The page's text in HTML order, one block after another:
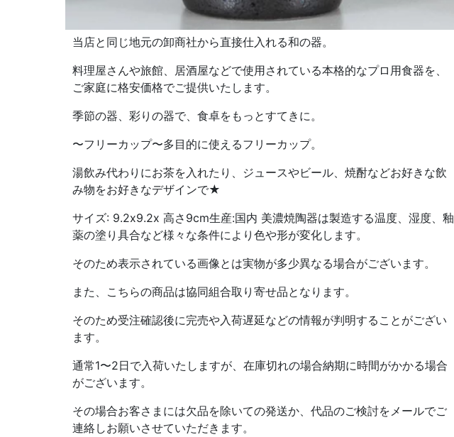
当店と同じ地元の卸商社から直接仕入れる和の器。
料理屋さんや旅館、居酒屋などで使用されている本格的なプロ用食器を、
ご家庭に格安価格でご提供いたします。
季節の器、彩りの器で、食卓をもっとすてきに。
〜フリーカップ〜多目的に使えるフリーカップ。
湯飲み代わりにお茶を入れたり、ジュースやビール、焼酎などお好きな飲
み物をお好きなデザインで★
サイズ: 9.2x9.2x 高さ9cm生産:国内 美濃焼陶器は製造する温度、湿度、釉
薬の塗り具合など様々な条件により色や形が変化します。
そのため表示されている画像とは実物が多少異なる場合がございます。
また、こちらの商品は協同組合取り寄せ品となります。
そのため受注確認後に完売や入荷遅延などの情報が判明することがござい
ます。
通常1〜2日で入荷いたしますが、在庫切れの場合納期に時間がかかる場合
がございます。
その場合お客さまには欠品を除いての発送か、代品のご検討をメールでご
連絡しお願いさせていただきます。